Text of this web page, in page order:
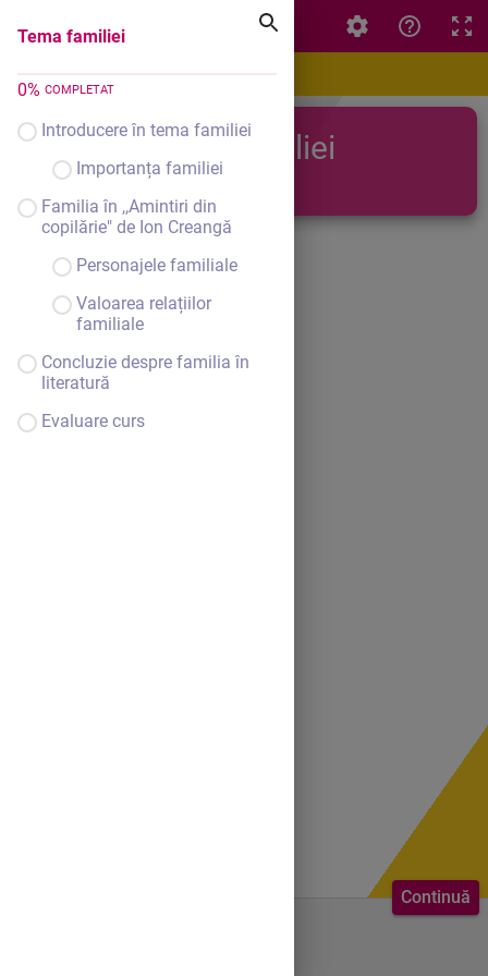
Tema familiei
0% COMPLETAT
Introducere în tema familiei
Importanța familiei
Familia în ,,Amintiri din
copilărie" de Ion Creangă
Personajele familiale
Valoarea relațiilor
familiale
Concluzie despre familia în
literatură
Evaluare curs
Continuă
Tema familiei
Tema familiei